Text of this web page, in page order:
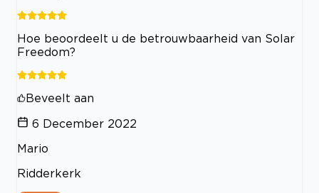
Hoe beoordeelt u de betrouwbaarheid van Solar
Freedom?
Beveelt aan
6 December 2022
Mario
Ridderkerk